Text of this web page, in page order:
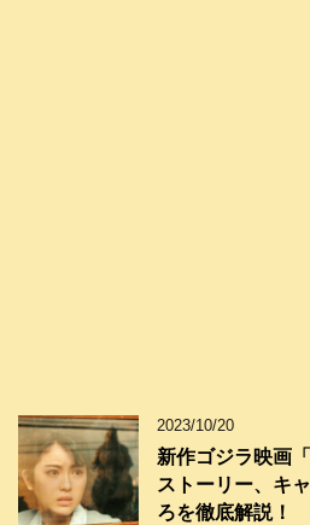
2023/10/20
新作ゴジラ映画
ストーリー、キ
ろを徹底解説！